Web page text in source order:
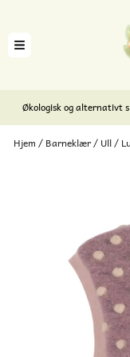
Økologisk og alternativt
Hjem / Barneklær/ Ull/